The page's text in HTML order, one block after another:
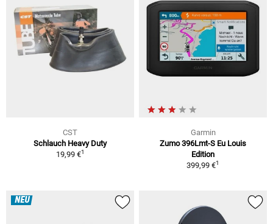
CST
Schlauch Heavy Duty
19,99 €1
Garmin
Zumo 396Lmt-S Eu Louis
Edition
399,99 €1
NEU